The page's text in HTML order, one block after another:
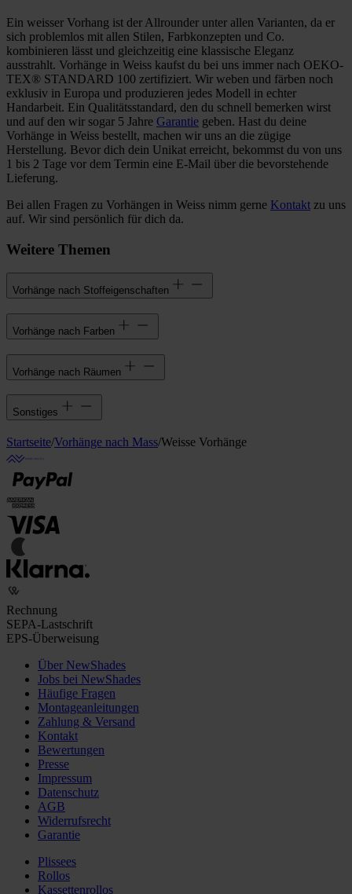
Ein weisser Vorhang ist der Allrounder unter allen Varianten, da er
sich problemlos mit allen Stilen, Farbkonzepten und Co.
kombinieren lässt und gleichzeitig eine klassische Eleganz
ausstrahlt. Vorhänge in Weiss kaufst du bei uns immer nach OEKO-
TEX® STANDARD 100 zertifiziert. Wir weben und färben noch
exklusiv in Europa und produzieren jedes Modell in echter
Handarbeit. Ein Qualitätsstandard, den du schnell bemerken wirst
und auf den wir sogar 5 Jahre Garantie geben. Hast du deine
Vorhänge in Weiss bestellt, machen wir uns an die zügige
Herstellung. Bevor dich dein Unikat erreicht, bekommst du von uns
1 bis 2 Tage vor dem Termin eine E-Mail über die bevorstehende
Lieferung.
Bei allen Fragen zu Vorhängen in Weiss nimm gerne Kontakt zu uns
auf. Wir sind persönlich für dich da.
Weitere Themen
Vorhänge nach Stoffeigenschaften
Vorhänge nach Farben
Vorhänge nach Räumen
Sonstiges
Startseite/Vorhänge nach Mass/Weisse Vorhänge
Rechnung
SEPA-Lastschrift
EPS-Überweisung
Über NewShades
Jobs bei NewShades
Häufige Fragen
Montageanleitungen
Zahlung & Versand
Kontakt
Bewertungen
Presse
Impressum
Datenschutz
AGB
Widerrufsrecht
Garantie
Plissees
Rollos
Kassettenrollos